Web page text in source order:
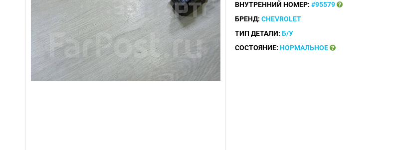
ВНУТРЕННИЙ НОМЕР: #95579
БРЕНД: CHEVROLET
ТИП ДЕТАЛИ: Б/У
СОСТОЯНИЕ: НОРМАЛЬНОЕ